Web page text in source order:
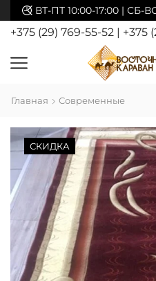
ВТ-ПТ 10:00-17:00 | СБ-
+375 (29) 769-55-52 | +375
Главная Современные
СКИДКА